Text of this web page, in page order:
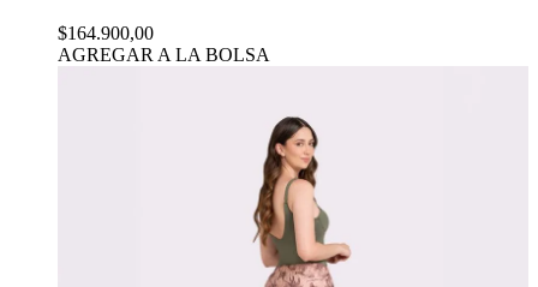
$164.900,00
AGREGAR A LA BOLSA